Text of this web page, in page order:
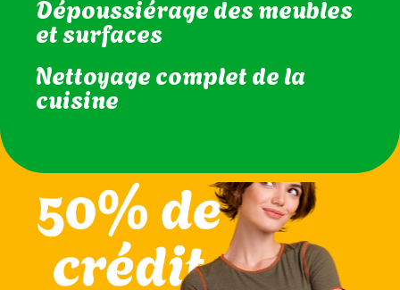
Dépoussiérage des meubles
et surfaces
Nettoyage complet de la
cuisine